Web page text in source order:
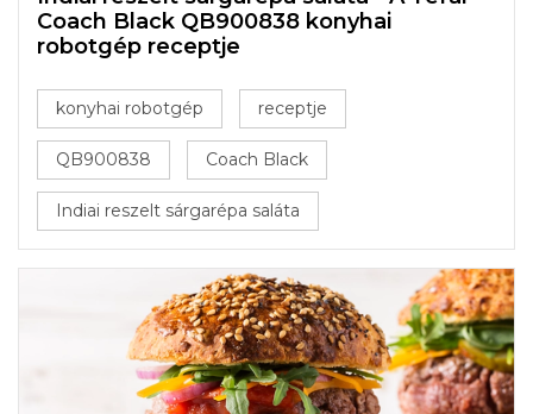
Coach Black QB900838 konyhai
robotgép receptje
konyhai robotgép receptje
QB900838 Coach Black
Indiai reszelt sárgarépa saláta